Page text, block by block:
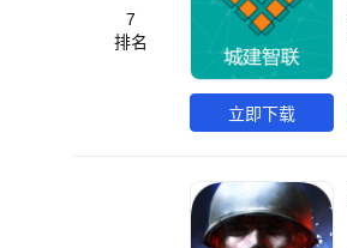
7
排名
立即下载